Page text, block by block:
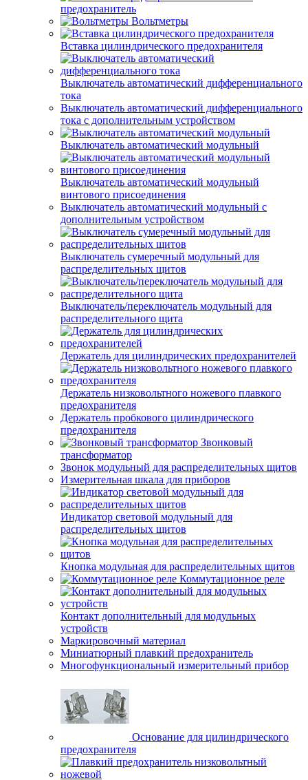
предохранитель
Вольтметры
Вставка цилиндрического предохранителя
Выключатель автоматический дифференциального
тока
Выключатель автоматический дифференциального
тока с дополнительным устройством
Выключатель автоматический модульный
Выключатель автоматический модульный
винтового присоединения
Выключатель автоматический модульный с
дополнительным устройством
Выключатель сумеречный модульный для
распределительных щитов
Выключатель/переключатель модульный для
распределительного щита
Держатель для цилиндрических предохранителей
Держатель низковольтного ножевого плавкого
предохранителя
Держатель пробкового цилиндрического
предохранителя
Звонковый
трансформатор
Звонок модульный для распределительных щитов
Измерительная шкала для приборов
Индикатор световой модульный для
распределительных щитов
Кнопка модульная для распределительных щитов
Коммутационное реле
Контакт дополнительный для модульных
устройств
Маркировочный материал
Миниатюрный плавкий предохранитель
Многофункциональный измерительный прибор
Основание для цилиндрического
предохранителя